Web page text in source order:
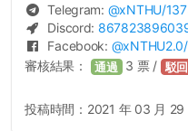
Telegram: @xNTHU/
Discord:
Facebook: @xNTHU2.0
審核結果： 通過 3 票 / 駁回
投稿時間： 2021 年 03 月